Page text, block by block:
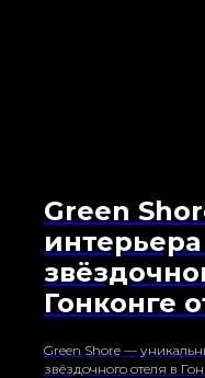
Green
Гонконге
Green Shore —
звёздочного отеля в